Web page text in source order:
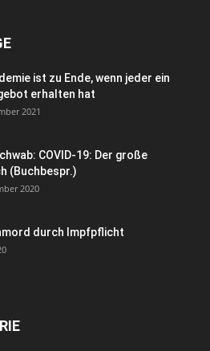
ist zu Ende, wenn jeder ein
erhalten hat
2021
COVID-19: Der große
(Buchbespr.)
2020
durch Impfpflicht